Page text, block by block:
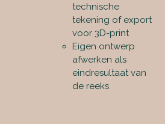
technische
tekening of export
voor 3D-print
Eigen ontwerp
afwerken als
eindresultaat van
de reeks